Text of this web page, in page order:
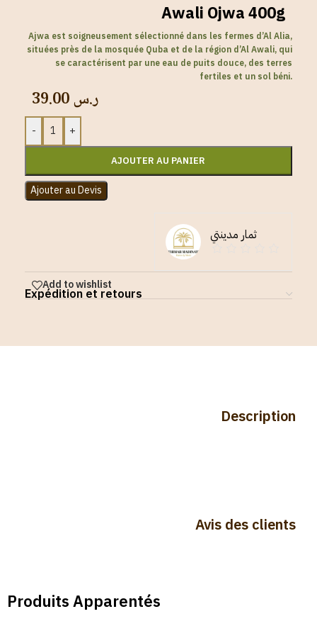
Awali Ojwa 400g
Ajwa est soigneusement sélectionné dans les fermes d’Al Alia,
situées près de la mosquée Quba et de la région d’Al Awali, qui
se caractérisent par une eau de puits douce, des terres
fertiles et un sol béni.
ر.س
- +
AJOUTER AU PANIER
Ajouter au Devis
ثمار مدينتي
Add to wishlist
Expédition et retours
Description
Avis des clients
Produits Apparentés